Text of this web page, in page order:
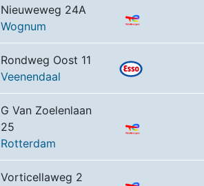
Nieuweweg 24A
Wognum
Rondweg Oost 11
Veenendaal
G Van Zoelenlaan
25
Rotterdam
Vorticellaweg 2